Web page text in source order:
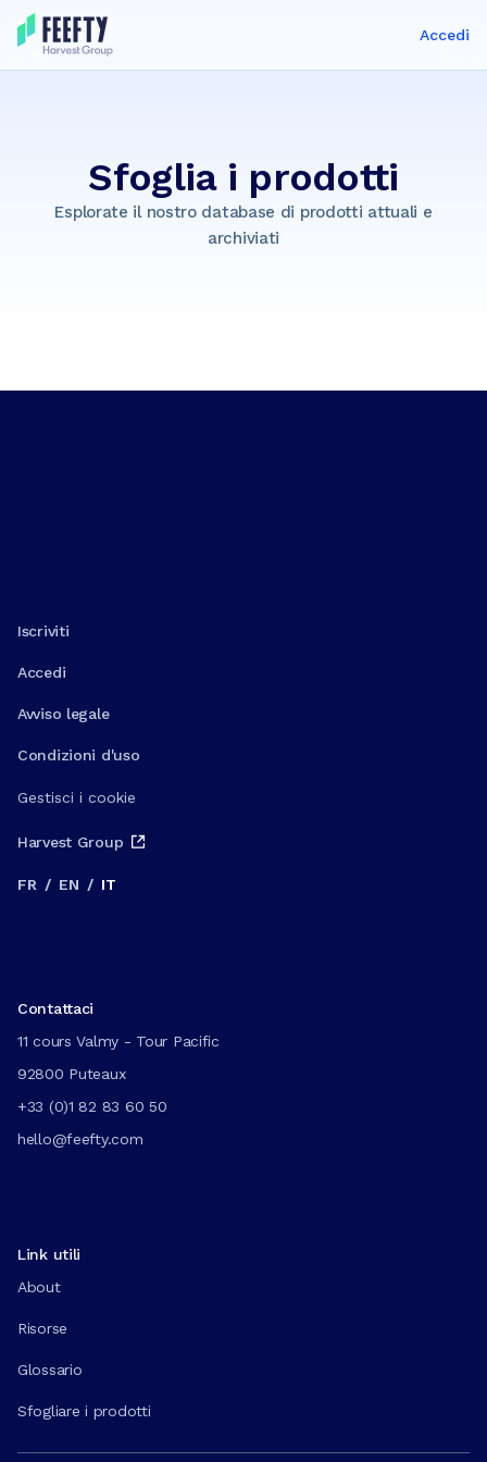
Accedi
Sfoglia i prodotti
Esplorate il nostro database di prodotti attuali e
archiviati
Iscriviti
Accedi
Avviso legale
Condizioni d'uso
Gestisci i cookie
Harvest Group
FR / EN / IT
Contattaci
11 cours Valmy - Tour Pacific
92800 Puteaux
+33 (0)1 82 83 60 50
hello@feefty.com
Link utili
About
Risorse
Glossario
Sfogliare i prodotti